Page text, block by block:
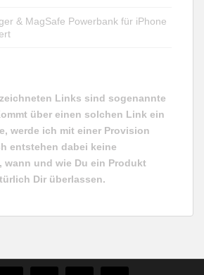
& MagSafe Powerbank für iPhone
Links sind sogenannte
über einen solchen Link ein
werde ich mit einer Provision
entstehen dabei keine
wann und wie Du ein Produkt
Dir überlassen.